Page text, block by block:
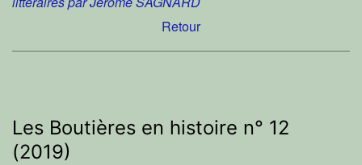
Retour
Les Boutières en histoire n° 12
(2019)